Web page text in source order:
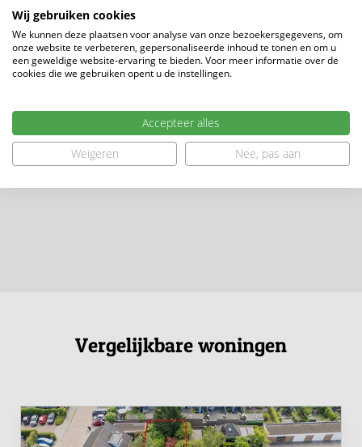
Vergelijkbare woningen
Wij gebruiken cookies
We kunnen deze plaatsen voor analyse van onze bezoekersgegevens, om
onze website te verbeteren, gepersonaliseerde inhoud te tonen en om u
een geweldige website-ervaring te bieden. Voor meer informatie over de
cookies die we gebruiken opent u de instellingen.
Accepteer alles
Weigeren
Nee, pas aan